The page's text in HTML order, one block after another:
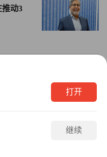
年了，她仍在继续削减这
年，以美元计算，
削减1.1亿美元的成本。
退休计划，根据该计划，
中，将有近2000人步入退
务的顾客群却缩水了
则即将启用，这预计也
动3
车首
打开
继续